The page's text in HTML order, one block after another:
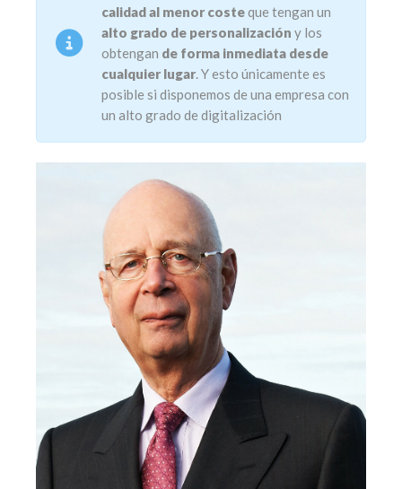
calidad al menor costeque tengan un
alto grado de personalización y los
obtengan de forma inmediata desde
cualquier lugar. Y esto únicamente es
posible si disponemos de una empresa con
un alto grado de digitalización